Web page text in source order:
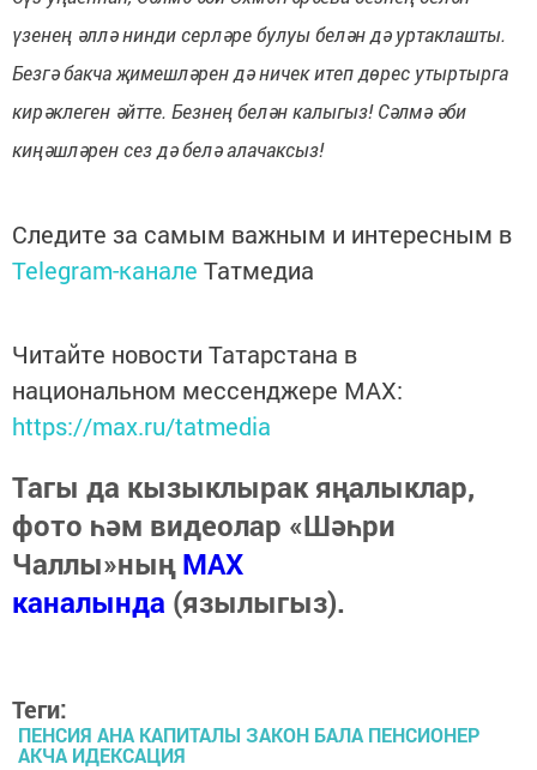
үзенең әллә нинди серләре булуы белән дә уртаклашты.
Безгә бакча җимешләрен дә ничек итеп дөрес утыртырга
кирәклеген әйтте. Безнең белән калыгыз! Сәлмә әби
киңәшләрен сез дә белә алачаксыз!
Следите за самым важным и интересным в
Telegram-канале Татмедиа
Читайте новости Татарстана в
национальном мессенджере MАХ:
https://max.ru/tatmedia
Тагы да кызыклырак яңалыклар,
фото һәм видеолар «Шәһри
Чаллы»ныңMAX
каналында (язылыгыз).
Теги:
ПЕНСИЯ АНА КАПИТАЛЫ ЗАКОН БАЛА ПЕНСИОНЕР
АКЧА ИДЕКСАЦИЯ